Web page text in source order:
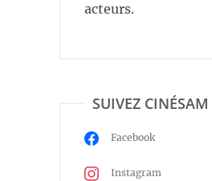
acteurs.
SUIVEZ CINÉSAM
Facebook
Instagram